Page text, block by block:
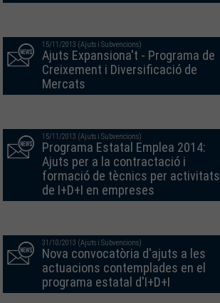
15/11/2013 (Ajuts i Subvencions)
Ajuts Expansiona't - Programa de
Creixement i Diversificació de
Mercats
15/11/2013 (Ajuts i Subvencions)
Programa Estatal Emplea 2014:
Ajuts per a la contractació i
formació de tècnics per activitats
de I+D+I en empreses
31/10/2013 (Ajuts i Subvencions)
Nova convocatòria d'ajuts a les
actuacions contemplades en el
programa estatal d'I+D+I